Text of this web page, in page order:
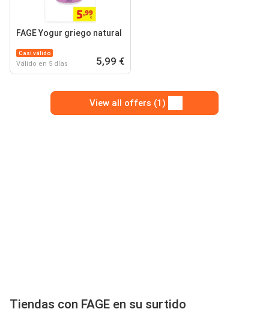
FAGE Yogur griego natural
Casi válido
Válido en 5 días 5,99 €
View all offers (1)
Tiendas con FAGE en su surtido